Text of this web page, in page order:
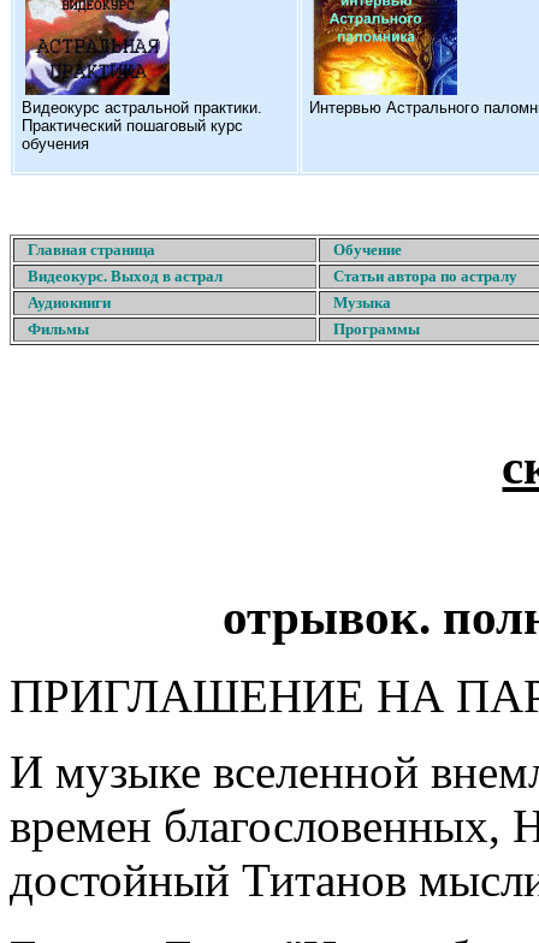
Видеокурс астральной практики.
Практический пошаговый курс
обучения
Интервью Астрального
Главная страница
Обучение
Видеокурс. Выход в астрал
Статьи автора по астралу
Аудиокниги
Музыка
Фильмы
Программы
отрывок.
ПРИГЛАШЕНИЕ НА
И музыке вселенной
времен благословенных,
достойный Титанов